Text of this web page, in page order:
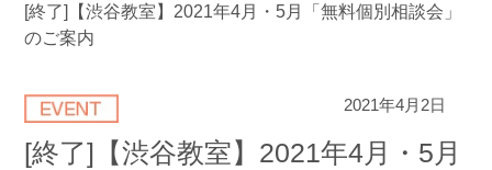
[終了]【渋谷教室】2021年4月・5月「無料個別相談会」
のご案内
2021年4月2日
[終了]【渋谷教室】2021年4月・5月